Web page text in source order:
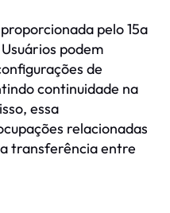
pelo 15a
podem
de
continuidade na
essa
relacionadas
transferência entre